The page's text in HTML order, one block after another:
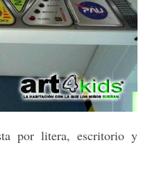
por litera, escritorio y